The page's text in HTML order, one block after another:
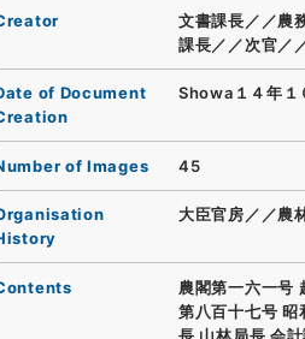
文書課長／／農
課長／／次官／
of Document
Showa１４年１
of Images 45
大臣官房／／農
農閣第一六一号
第八百十七号 昭
長 山林局長 会